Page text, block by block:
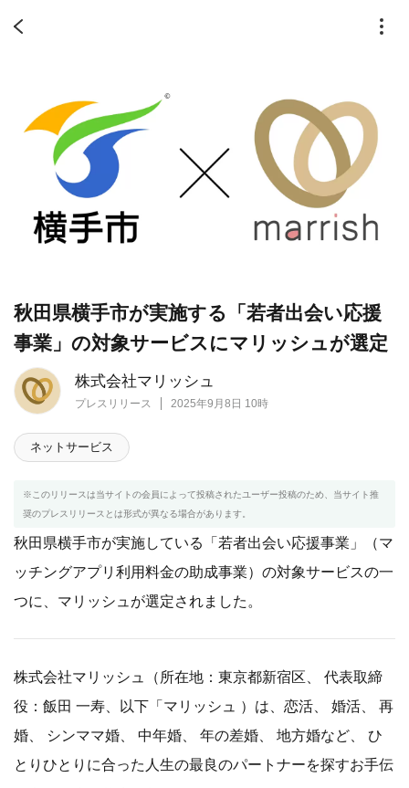
株式会社マリッシュ
プレスリリース 2025年9月8日 10時
秋田県横手市が実施する「若者出会い応援
事業」の対象サービスにマリッシュが選定
ネットサービス
※このリリースは当サイトの会員によって投稿されたユーザー投稿のため、当サイト推
奨のプレスリリースとは形式が異なる場合があります。
秋田県横手市が実施している「若者出会い応援事業」（マ
ッチングアプリ利用料金の助成事業）の対象サービスの一
つに、マリッシュが選定されました。
株式会社マリッシュ（所在地：東京都新宿区、 代表取締
役：飯田 一寿、以下「マリッシュ ）は、恋活、 婚活、 再
婚、 シンママ婚、 中年婚、 年の差婚、 地方婚など、 ひ
とりひとりに合った人生の最良のパートナーを探すお手伝